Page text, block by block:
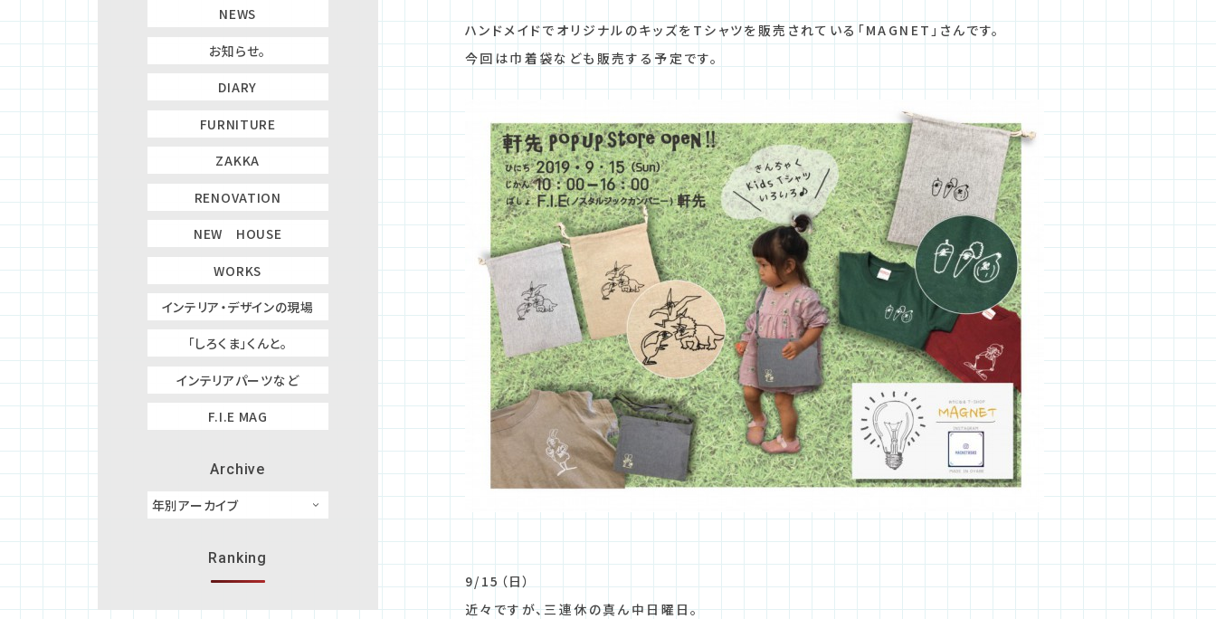
ハンドメイドでオリジナルのキッズをTシャツを販売されている「MAGNET」さんです。
今回は巾着袋なども販売する予定です。
9/15（日）
近々ですが、三連休の真ん中日曜日。
NEWS
お知らせ。
DIARY
FURNITURE
ZAKKA
RENOVATION
NEW HOUSE
WORKS
インテリア・デザインの現場
「しろくま」くんと。
インテリアパーツなど
F.I.E MAG
Archive
Ranking